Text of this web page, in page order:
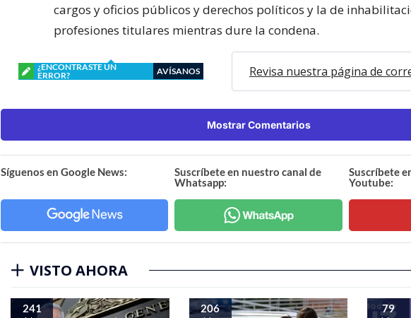
cargos y oficios públicos y derechos políticos y la de
profesiones titulares mientras dure la condena.
¿ENCONTRASTE UN
ERROR?
AVÍSANOS Revisa nuestra página de
Mostrar Comentarios
Síguenos en Google News:
Suscríbete en nuestro canal de
Whatsapp:
Suscríbete
Youtube:
VISTO AHORA
241 206 79